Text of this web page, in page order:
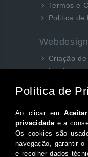
Termos e
Politica de
Webdesign
Criação
Logótipos
Facebook
Instagram
Twitter